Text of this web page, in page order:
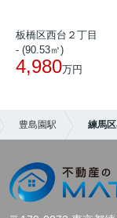
板橋区西台２丁目
- (90.53㎡)
4,980万円
豊島園駅 練馬